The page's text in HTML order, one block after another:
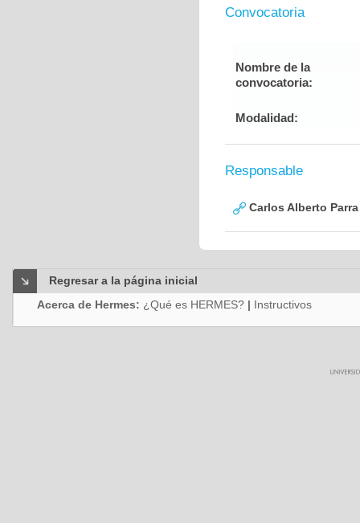
Convocatoria
Nombre de la
convocatoria:
Modalidad:
Responsable
Carlos Alberto
Regresar a la página inicial
Acerca de Hermes: ¿Qué es HERMES? | Instructivos